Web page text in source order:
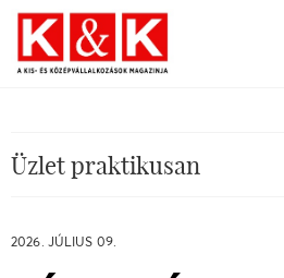
Üzlet praktikusan
2026. JÚLIUS 09.